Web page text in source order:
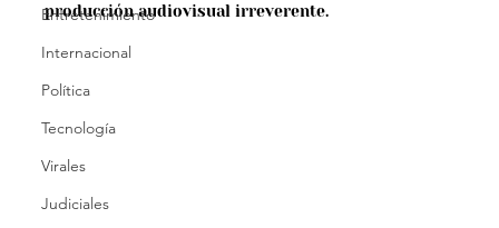
Entretenimiento
Internacional
Política
Tecnología
Virales
Judiciales
producción audiovisual irreverente.